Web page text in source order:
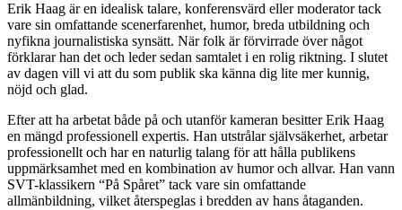
Erik Haag är en idealisk talare, konferensvärd eller moderator tack
vare sin omfattande scenerfarenhet, humor, breda utbildning och
nyfikna journalistiska synsätt. När folk är förvirrade över något
förklarar han det och leder sedan samtalet i en rolig riktning. I slutet
av dagen vill vi att du som publik ska känna dig lite mer kunnig,
nöjd och glad.
Efter att ha arbetat både på och utanför kameran besitter Erik Haag
en mängd professionell expertis. Han utstrålar självsäkerhet, arbetar
professionellt och har en naturlig talang för att hålla publikens
uppmärksamhet med en kombination av humor och allvar. Han vann
SVT-klassikern “På Spåret” tack vare sin omfattande
allmänbildning, vilket återspeglas i bredden av hans åtaganden.